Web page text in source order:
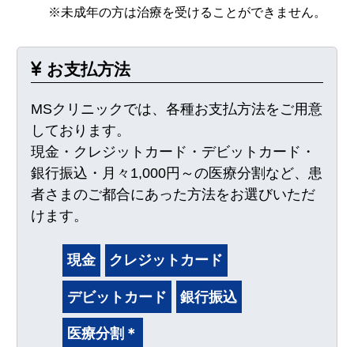
※未成年の方は治療を受けることができません。
お支払方法
MSクリニックでは、各種お支払方法をご用意
しております。
現金・クレジットカード・デビットカード・
銀行振込・月々1,000円～の医療分割など、患
者さまのご都合にあった方法をお選びいただ
けます。
現金 クレジットカード
デビットカード 銀行振込
医療分割＊